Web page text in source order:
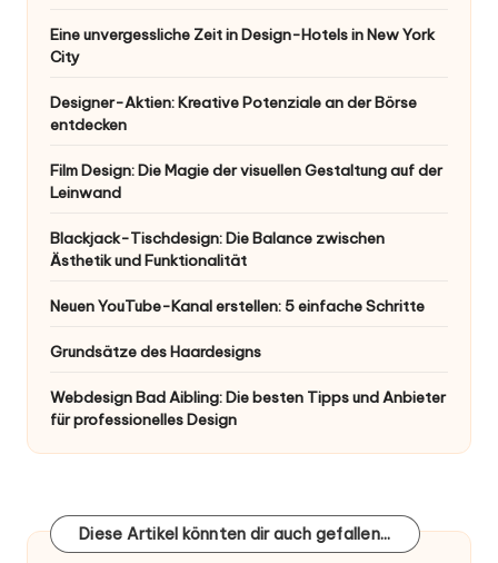
Eine unvergessliche Zeit in Design-Hotels in New York
City
Designer-Aktien: Kreative Potenziale an der Börse
entdecken
Film Design: Die Magie der visuellen Gestaltung auf der
Leinwand
Blackjack-Tischdesign: Die Balance zwischen
Ästhetik und Funktionalität
Neuen YouTube-Kanal erstellen: 5 einfache Schritte
Grundsätze des Haardesigns
Webdesign Bad Aibling: Die besten Tipps und Anbieter
für professionelles Design
Diese Artikel könnten dir auch gefallen...